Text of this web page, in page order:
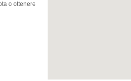
o ottenere